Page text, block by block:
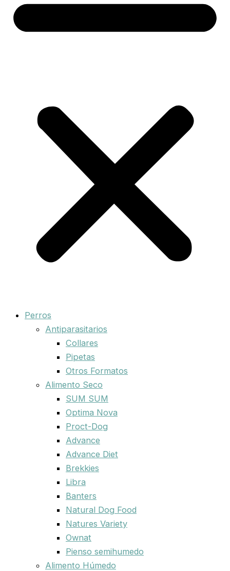
Perros
Antiparasitarios
Collares
Pipetas
Otros Formatos
Alimento Seco
SUM SUM
Optima Nova
Proct-Dog
Advance
Advance Diet
Brekkies
Libra
Banters
Natural Dog Food
Natures Variety
Ownat
Pienso semihumedo
Alimento Húmedo